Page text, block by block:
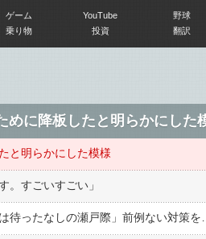
ゲーム YouTube 野球
乗り物 投資 翻訳
めに降板したと明らかにした
と明らかにした模様
すごいすごい」